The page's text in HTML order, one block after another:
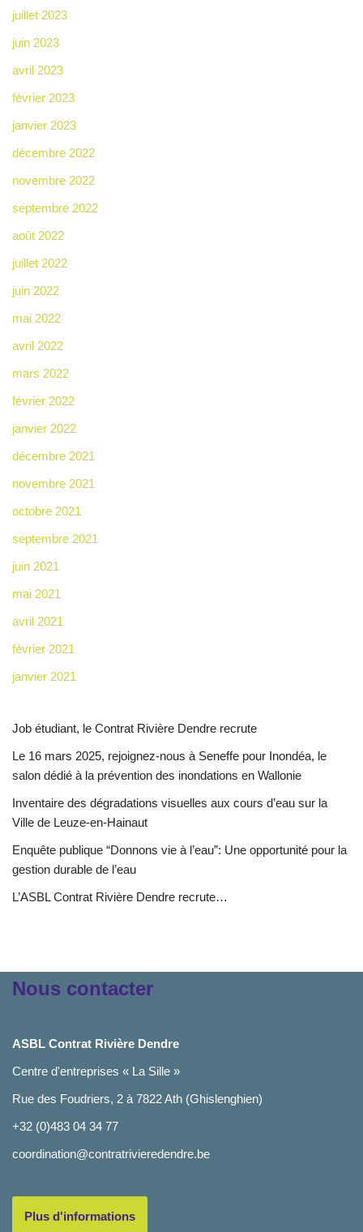
juillet 2023
juin 2023
avril 2023
février 2023
janvier 2023
décembre 2022
novembre 2022
septembre 2022
août 2022
juillet 2022
juin 2022
mai 2022
avril 2022
mars 2022
février 2022
janvier 2022
décembre 2021
novembre 2021
octobre 2021
septembre 2021
juin 2021
mai 2021
avril 2021
février 2021
janvier 2021
Job étudiant, le Contrat Rivière Dendre recrute
Le 16 mars 2025, rejoignez-nous à Seneffe pour Inondéa, le
salon dédié à la prévention des inondations en Wallonie
Inventaire des dégradations visuelles aux cours d’eau sur la
Ville de Leuze-en-Hainaut
Enquête publique “Donnons vie à l’eau”: Une opportunité pour la
gestion durable de l’eau
L’ASBL Contrat Rivière Dendre recrute…
Nous contacter
ASBL Contrat Rivière Dendre
Centre d'entreprises « La Sille »
Rue des Foudriers, 2 à 7822 Ath (Ghislenghien)
+32 (0)483 04 34 77
coordination@contratrivieredendre.be
Plus d'informations